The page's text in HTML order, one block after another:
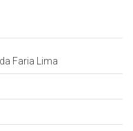
Faria Lima